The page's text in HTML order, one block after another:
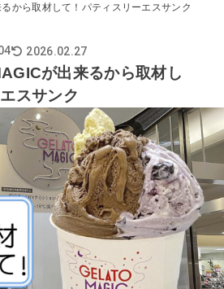
から取材して！パティスリーエスサンク
2026.02.27
が出来るから取材し
スサンク